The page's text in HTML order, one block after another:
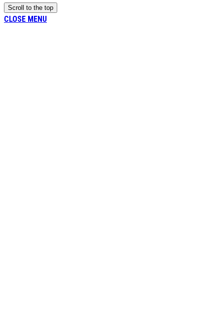
Scroll to the top
CLOSE MENU